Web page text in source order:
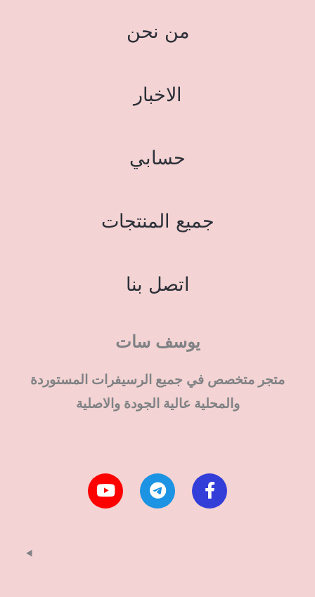
من نحن
الاخبار
حسابي
جميع المنتجات
اتصل بنا
يوسف سات
متجر متخصص في جميع الرسيفرات المستوردة
والمحلية عالية الجودة والاصلية